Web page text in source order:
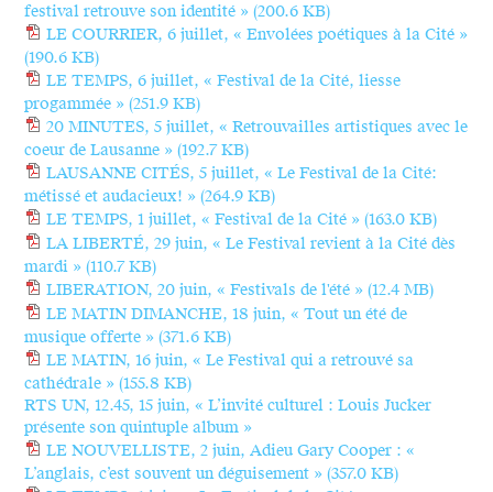
festival retrouve son identité »(200.6 KB)
LE COURRIER, 6 juillet, « Envolées poétiques à la Cité »
(190.6 KB)
LE TEMPS, 6 juillet, « Festival de la Cité, liesse
progammée »(251.9 KB)
20 MINUTES, 5 juillet, « Retrouvailles artistiques avec le
coeur de Lausanne »(192.7 KB)
LAUSANNE CITÉS, 5 juillet, « Le Festival de la Cité:
métissé et audacieux! »(264.9 KB)
LE TEMPS, 1 juillet, « Festival de la Cité »(163.0 KB)
LA LIBERTÉ, 29 juin, « Le Festival revient à la Cité dès
mardi »(110.7 KB)
LIBERATION, 20 juin, « Festivals de l'été »(12.4 MB)
LE MATIN DIMANCHE, 18 juin, « Tout un été de
musique offerte »(371.6 KB)
LE MATIN, 16 juin, « Le Festival qui a retrouvé sa
cathédrale »(155.8 KB)
RTS UN, 12.45, 15 juin, « L’invité culturel : Louis Jucker
présente son quintuple album »
LE NOUVELLISTE, 2 juin, Adieu Gary Cooper : «
L’anglais, c’est souvent un déguisement »(357.0 KB)